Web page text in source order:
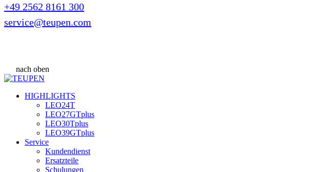
+49 2562 8161 300
service@teupen.com
nach oben
HIGHLIGHTS
LEO24T
LEO27GTplus
LEO30Tplus
LEO39GTplus
Service
Kundendienst
Ersatzteile
Schulungen